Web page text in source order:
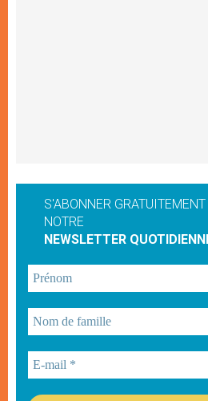
S'ABONNER
NOTRE
NEWSLETTER